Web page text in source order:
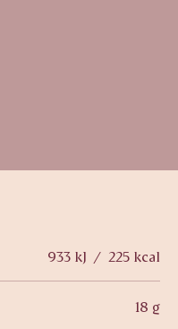
933 kJ / 225 kcal
18 g